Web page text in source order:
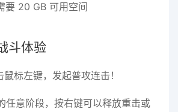
要 20 GB 可用空间
斗体验
鼠标左键，发起普攻连击！
任意阶段，按右键可以释放重击或